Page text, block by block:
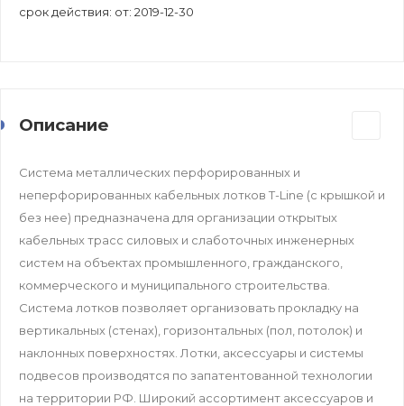
срок действия: от: 2019-12-30
Описание
Система металлических перфорированных и
неперфорированных кабельных лотков T-Line (с крышкой и
без нее) предназначена для организации открытых
кабельных трасс силовых и слаботочных инженерных
систем на объектах промышленного, гражданского,
коммерческого и муниципального строительства.
Система лотков позволяет организовать прокладку на
вертикальных (стенах), горизонтальных (пол, потолок) и
наклонных поверхностях. Лотки, аксессуары и системы
подвесов производятся по запатентованной технологии
на территории РФ. Широкий ассортимент аксессуаров и